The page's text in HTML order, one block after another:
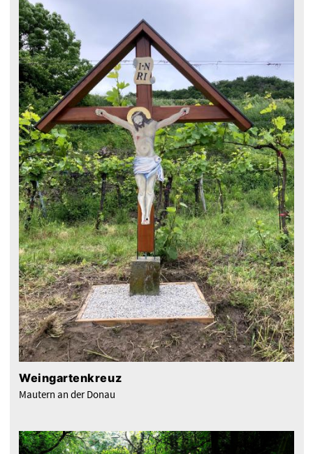
Weingartenkreuz
Mautern an der Donau